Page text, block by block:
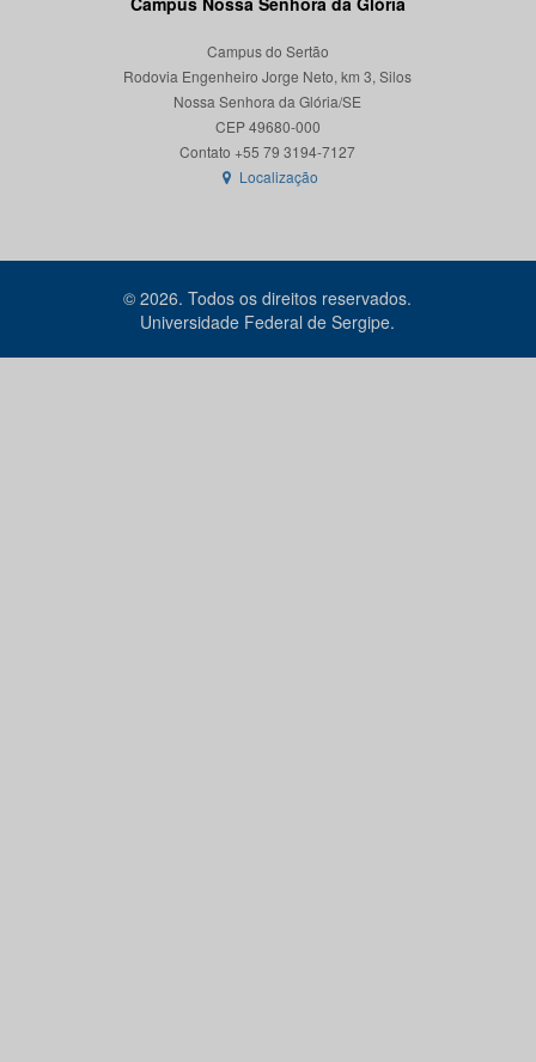
Campus do Sertão
Rodovia Engenheiro Jorge Neto, km 3, Silos
Nossa Senhora da Glória/SE
CEP 49680-000
Localização
© 2026. Todos os direitos reservados.
Universidade Federal de Sergipe.